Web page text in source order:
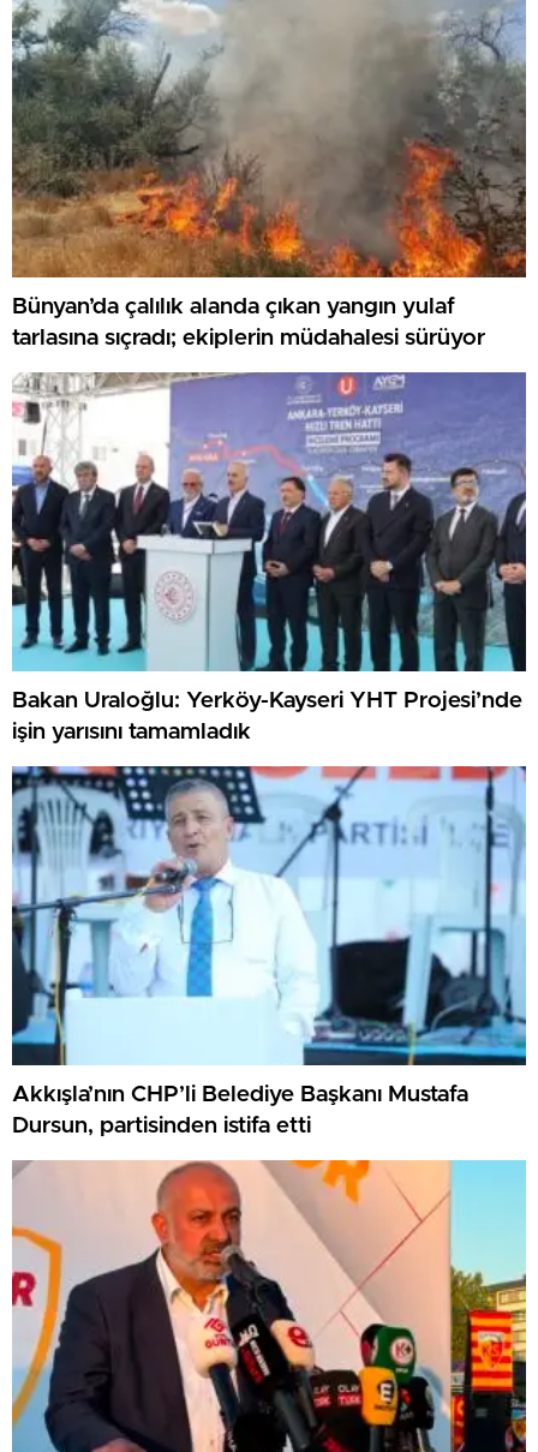
Bünyan’da çalılık alanda çıkan yangın yulaf
tarlasına sıçradı; ekiplerin müdahalesi sürüyor
Bakan Uraloğlu: Yerköy-Kayseri YHT Projesi’nde
işin yarısını tamamladık
Akkışla’nın CHP’li Belediye Başkanı Mustafa
Dursun, partisinden istifa etti